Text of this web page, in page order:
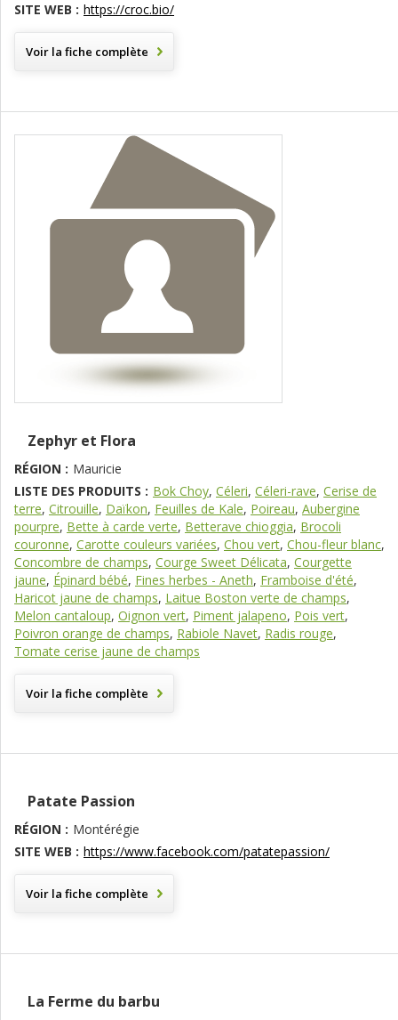
SITE WEB : https://croc.bio/
Voir la fiche complète
Zephyr et Flora
RÉGION : Mauricie
LISTE DES PRODUITS : Bok Choy, Céleri, Céleri-rave, Cerise de
terre, Citrouille, Daïkon, Feuilles de Kale, Poireau, Aubergine
pourpre, Bette à carde verte, Betterave chioggia, Brocoli
couronne, Carotte couleurs variées, Chou vert, Chou-fleur blanc,
Concombre de champs, Courge Sweet Délicata, Courgette
jaune, Épinard bébé, Fines herbes - Aneth, Framboise d'été,
Haricot jaune de champs, Laitue Boston verte de champs,
Melon cantaloup, Oignon vert, Piment jalapeno, Pois vert,
Poivron orange de champs, Rabiole Navet, Radis rouge,
Tomate cerise jaune de champs
Voir la fiche complète
Patate Passion
RÉGION : Montérégie
SITE WEB : https://www.facebook.com/patatepassion/
Voir la fiche complète
La Ferme du barbu